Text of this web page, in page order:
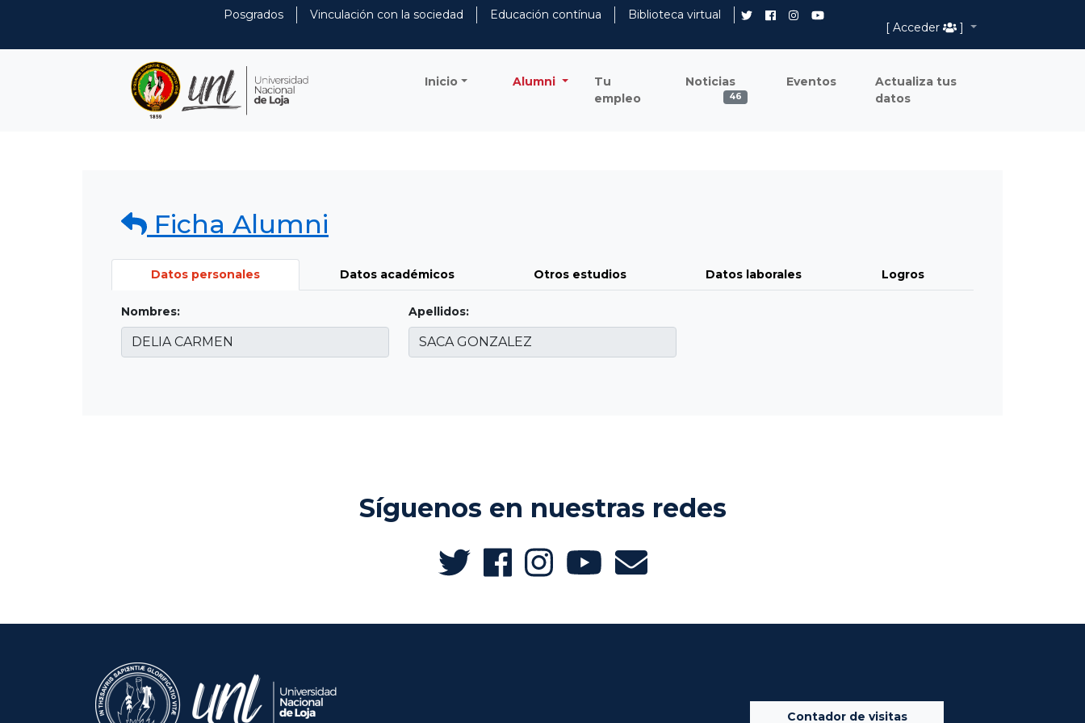
Posgrados Vinculación con la sociedad Educación contínua
Biblioteca virtual
[ Acceder
]
Inicio Alumni
Tu
empleo
Noticias
46
Eventos
Actualiza tus
datos
Ficha Alumni
Datos personales Datos académicos Otros estudios Datos laborales Logros
Nombres: Apellidos:
Síguenos en nuestras redes
Contador de visitas